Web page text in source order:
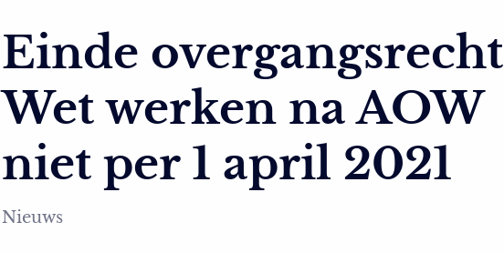
Einde overgangsrecht
Wet werken na AOW
niet per 1 april 2021
Nieuws